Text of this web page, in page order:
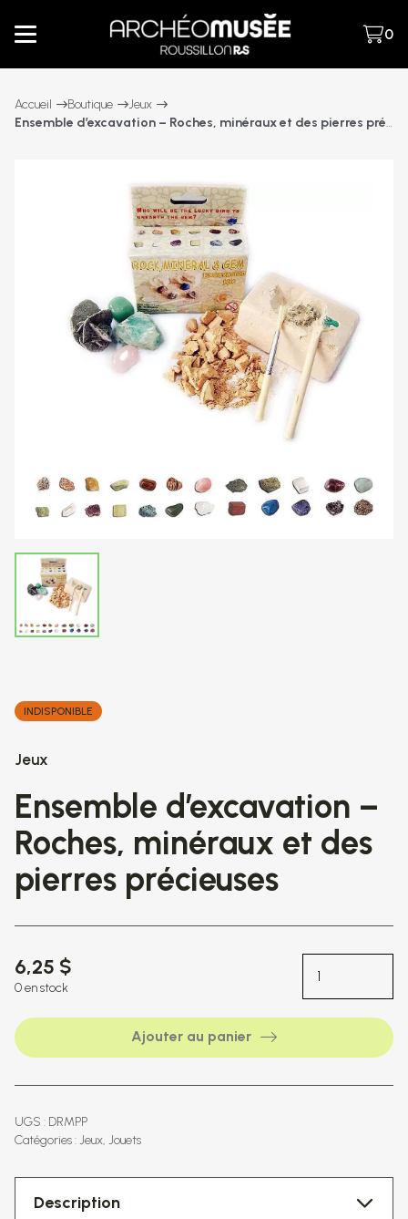
0
Accueil Boutique
Jeux
Ensemble d’excavation – Roches, minéraux et des pierres précieuses
INDISPONIBLE
Jeux
Ensemble d’excavation –
Roches, minéraux et des
pierres précieuses
6,25 $
0 en stock
Ajouter au panier
UGS : DRMPP
Catégories :Jeux Jouets
Description